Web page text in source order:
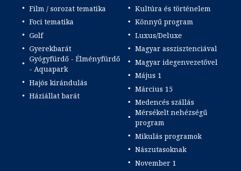
Film / sorozat tematika
Foci tematika
Golf
Gyerekbarát
Gyógyfürdő - Élményfürdő
- Aquapark
Hajós kirándulás
Háziállat barát
Kultúra és történelem
Könnyű program
Luxus/Deluxe
Magyar asszisztenciával
Magyar idegenvezetővel
Május 1
Március 15
Medencés szállás
Mérsékelt nehézségű
program
Mikulás programok
Nászutasoknak
November 1